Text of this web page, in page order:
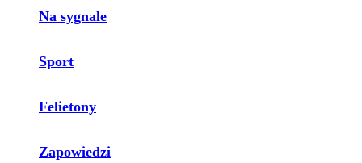
Na sygnale
Sport
Felietony
Zapowiedzi